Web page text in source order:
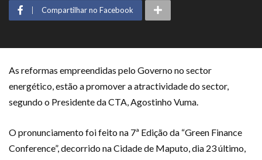
Compartilhar no Facebook
As reformas empreendidas pelo Governo no sector
energético, estão a promover a atractividade do sector,
segundo o Presidente da CTA, Agostinho Vuma.
O pronunciamento foi feito na 7ª Edição da “Green Finance
Conference”, decorrido na Cidade de Maputo, dia 23 último,